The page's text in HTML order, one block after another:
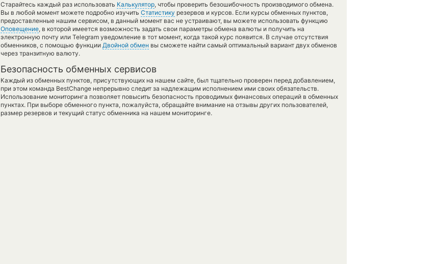
Старайтесь каждый раз использовать Калькулятор, чтобы проверить безошибочность производимого обмена.
Вы в любой момент можете подробно изучить Статистику резервов и курсов. Если курсы обменных пунктов,
предоставленные нашим сервисом, в данный момент вас не устраивают, вы можете использовать функцию
Оповещение, в которой имеется возможность задать свои параметры обмена валюты и получить на
электронную почту или Telegram уведомление в тот момент, когда такой курс появится. В случае отсутствия
обменников, с помощью функции Двойной обмен вы сможете найти самый оптимальный вариант двух обменов
через транзитную валюту.
Безопасность обменных сервисов
Каждый из обменных пунктов, присутствующих на нашем сайте, был тщательно проверен перед добавлением,
при этом команда BestChange непрерывно следит за надлежащим исполнением ими своих обязательств.
Использование мониторинга позволяет повысить безопасность проводимых финансовых операций в обменных
пунктах. При выборе обменного пункта, пожалуйста, обращайте внимание на отзывы других пользователей,
размер резервов и текущий статус обменника на нашем мониторинге.